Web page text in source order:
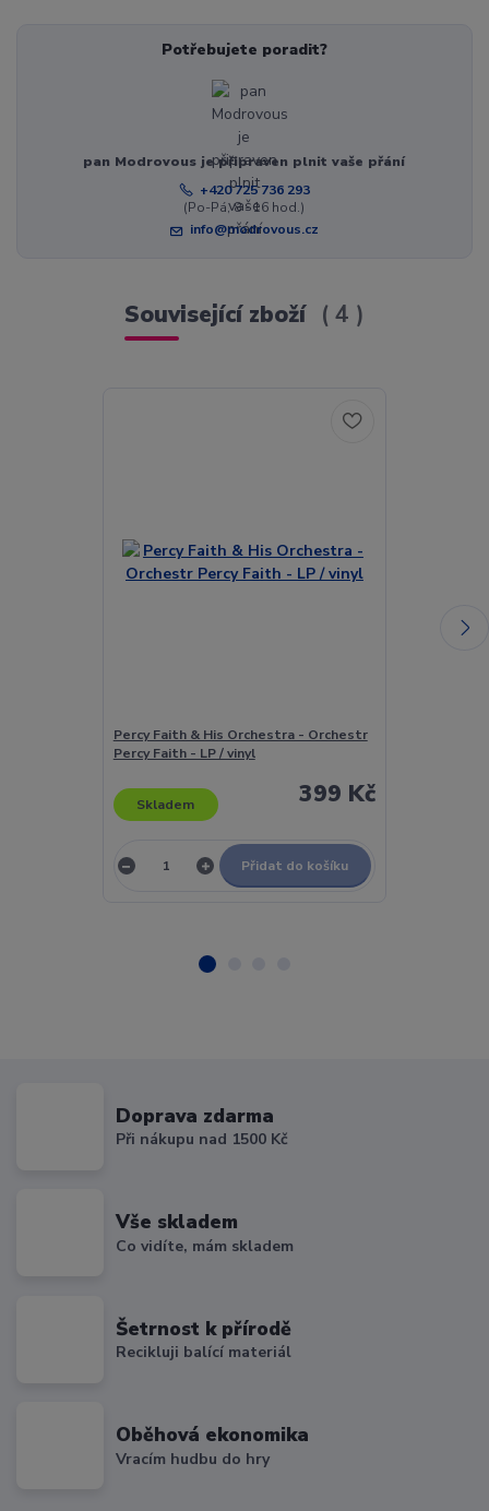
Potřebujete poradit?
pan Modrovous je připraven plnit vaše přání
+420 725 736 293
(Po-Pá, 8 - 16 hod.)
info@modrovous.cz
Související zboží 4
Percy Faith & His Orchestra - Orchestr
Percy Faith - LP / vinyl
399 Kč
Skladem
Přidat do košíku
Doprava zdarma
Při nákupu nad 1500 Kč
Vše skladem
Co vidíte, mám skladem
Šetrnost k přírodě
Recikluji balící materiál
Oběhová ekonomika
Vracím hudbu do hry